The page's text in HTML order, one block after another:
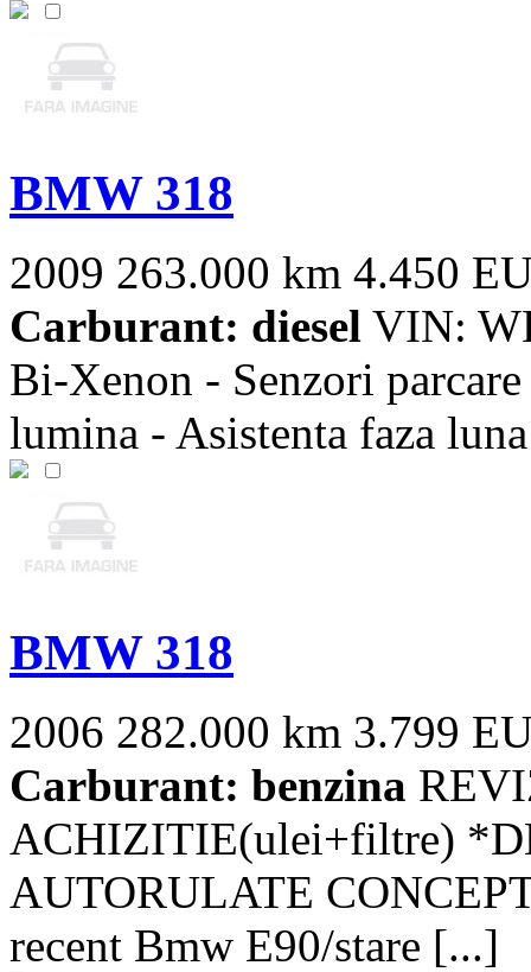
BMW 318
2009 263.000 km 4.450
Carburant: diesel VIN:
Bi-Xenon - Senzori
lumina - Asistenta faza
BMW 318
2006 282.000 km 3.799
Carburant: benzina
ACHIZITIE(ulei+filtre)
AUTORULATE
recent Bmw E90/stare [...]